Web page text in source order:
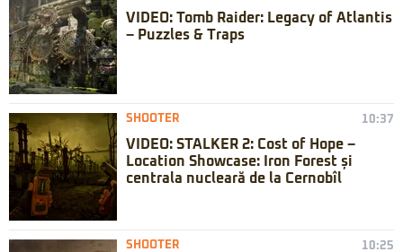
VIDEO: Tomb Raider: Legacy of Atlantis
– Puzzles & Traps
SHOOTER 10:37
VIDEO: STALKER 2: Cost of Hope –
Location Showcase: Iron Forest și
centrala nucleară de la Cernobîl
SHOOTER 10:25